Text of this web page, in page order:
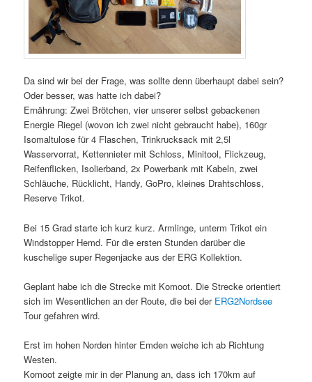
Da sind wir bei der Frage, was sollte denn überhaupt dabei sein?
Oder besser, was hatte ich dabei?
Ernährung: Zwei Brötchen, vier unserer selbst gebackenen
Energie Riegel (wovon ich zwei nicht gebraucht habe), 160gr
Isomaltulose für 4 Flaschen, Trinkrucksack mit 2,5l
Wasservorrat, Kettennieter mit Schloss, Minitool, Flickzeug,
Reifenflicken, Isolierband, 2x Powerbank mit Kabeln, zwei
Schläuche, Rücklicht, Handy, GoPro, kleines Drahtschloss,
Reserve Trikot.
Bei 15 Grad starte ich kurz kurz. Armlinge, unterm Trikot ein
Windstopper Hemd. Für die ersten Stunden darüber die
kuschelige super Regenjacke aus der ERG Kollektion.
Geplant habe ich die Strecke mit Komoot. Die Strecke orientiert
sich im Wesentlichen an der Route, die bei der ERG2Nordsee
Tour gefahren wird.
Erst im hohen Norden hinter Emden weiche ich ab Richtung
Westen.
Komoot zeigte mir in der Planung an, dass ich 170km auf